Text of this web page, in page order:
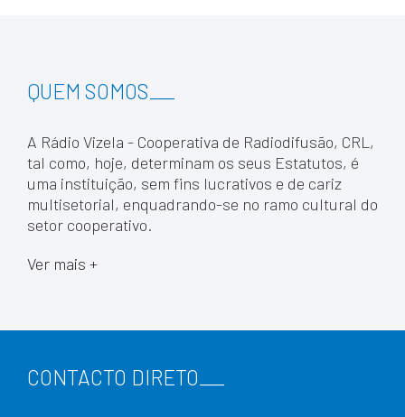
QUEM SOMOS
A Rádio Vizela - Cooperativa de Radiodifusão, CRL,
tal como, hoje, determinam os seus Estatutos, é
uma instituição, sem fins lucrativos e de cariz
multisetorial, enquadrando-se no ramo cultural do
setor cooperativo.
Ver mais +
CONTACTO DIRETO